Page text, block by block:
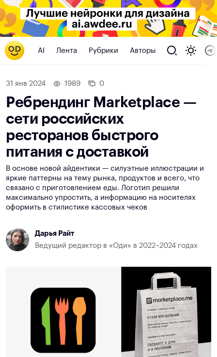
AI Лента Рубрики Авторы
31 янв 2024 1989 0
Ребрендинг Marketplace —
сети российских
ресторанов быстрого
питания с доставкой
В основе новой айдентики — силуэтные иллюстрации и
яркие паттерны на тему рынка, продуктов и всего, что
связано с приготовлением еды. Логотип решили
максимально упростить, а информацию на носителях
оформить в стилистике кассовых чеков
Дарья Райт
Ведущий редактор в «Оди» в 2022–2024 годах